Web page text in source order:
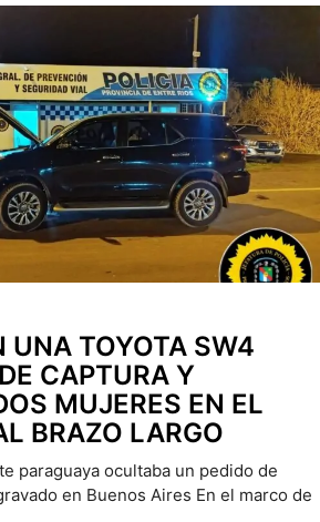
UNA TOYOTA SW4
CAPTURA Y
MUJERES EN EL
BRAZO LARGO
paraguaya ocultaba un pedido de
en Buenos Aires En el marco de